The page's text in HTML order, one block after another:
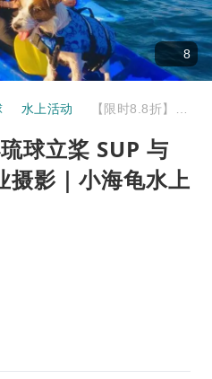
8
水上活动
球立桨 SUP 与
摄影｜小海龟水上